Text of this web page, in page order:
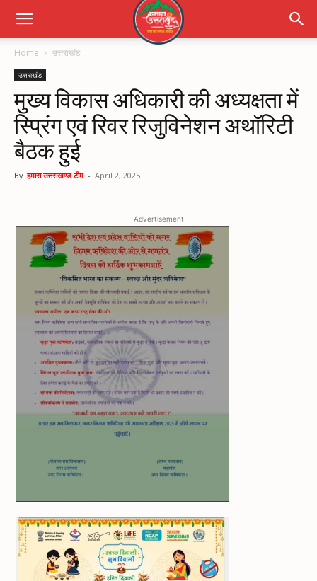
Home उत्तराखंड
उत्तराखंड
मुख्य विकास अधिकारी की अध्यक्षता में
स्प्रिंग एवं रिवर रिजुविनेशन अथॉरिटी
बैठक हुई
By हमारा उत्तराखण्ड टीम - April 2, 2025
Advertisement